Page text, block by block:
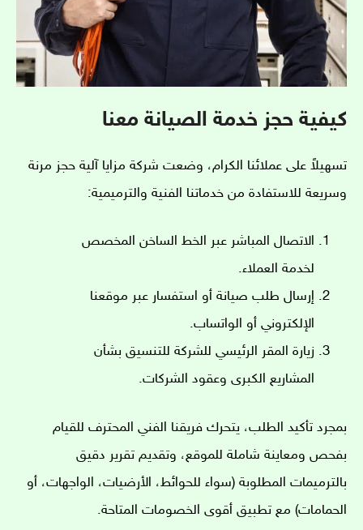
كيفية حجز خدمة الصيانة معنا
تسهيلاً على عملائنا الكرام، وضعت شركة مزايا آلية حجز مرنة
وسريعة للاستفادة من خدماتنا الفنية والترميمية:
الاتصال المباشر عبر الخط الساخن المخصص
لخدمة العملاء.
إرسال طلب صيانة أو استفسار عبر موقعنا
الإلكتروني أو الواتساب.
زيارة المقر الرئيسي للشركة للتنسيق بشأن
المشاريع الكبرى وعقود الشركات.
بمجرد تأكيد الطلب، يتحرك فريقنا الفني المحترف للقيام
بفحص ومعاينة شاملة للموقع، وتقديم تقرير دقيق
بالترميمات المطلوبة (سواء للحوائط، الأرضيات، الواجهات، أو
الحمامات) مع تطبيق أقوى الخصومات المتاحة.